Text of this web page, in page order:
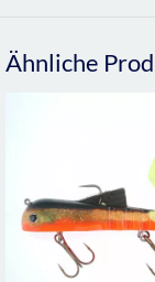
Ähnliche